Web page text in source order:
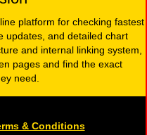
platform for checking fastest
updates, and detailed chart
and internal linking system,
pages and find the exact
need.
& Conditions